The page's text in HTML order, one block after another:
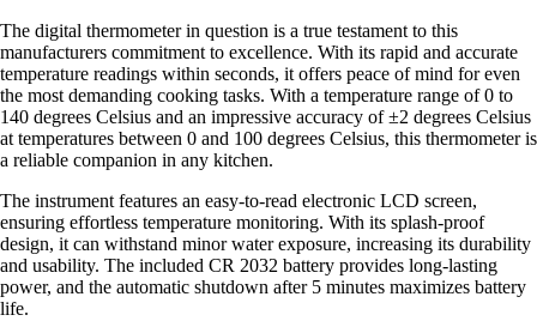
The digital thermometer in question is a true testament to this
manufacturers commitment to excellence. With its rapid and accurate
temperature readings within seconds, it offers peace of mind for even
the most demanding cooking tasks. With a temperature range of 0 to
140 degrees Celsius and an impressive accuracy of ±2 degrees Celsius
at temperatures between 0 and 100 degrees Celsius, this thermometer is
a reliable companion in any kitchen.
The instrument features an easy-to-read electronic LCD screen,
ensuring effortless temperature monitoring. With its splash-proof
design, it can withstand minor water exposure, increasing its durability
and usability. The included CR 2032 battery provides long-lasting
power, and the automatic shutdown after 5 minutes maximizes battery
life.